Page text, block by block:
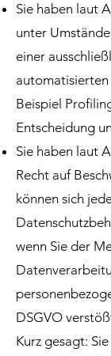
Sie haben laut
unter
einer
Beispiel
Entscheidung
Sie haben laut
Recht auf
können sich
wenn Sie der
DSGVO
Kurz gesagt: